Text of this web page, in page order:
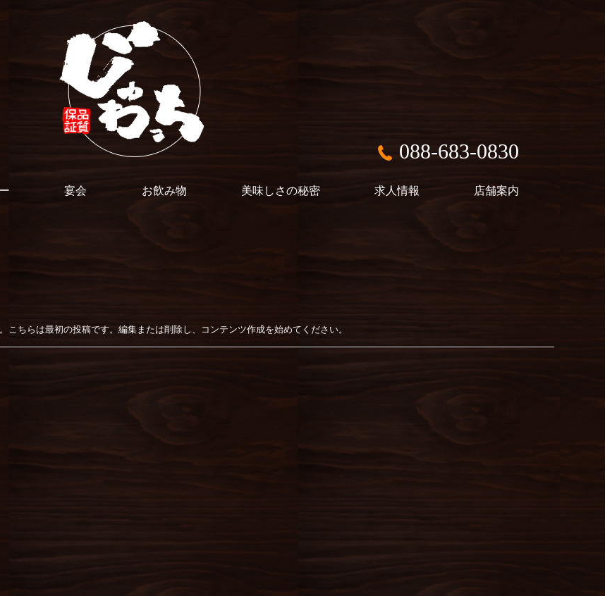
088-683-0830
宴会 お飲み物 美味しさの秘密 求人情報 店舗案内
こちらは最初の投稿です。編集または削除し、コンテンツ作成を始めてください。